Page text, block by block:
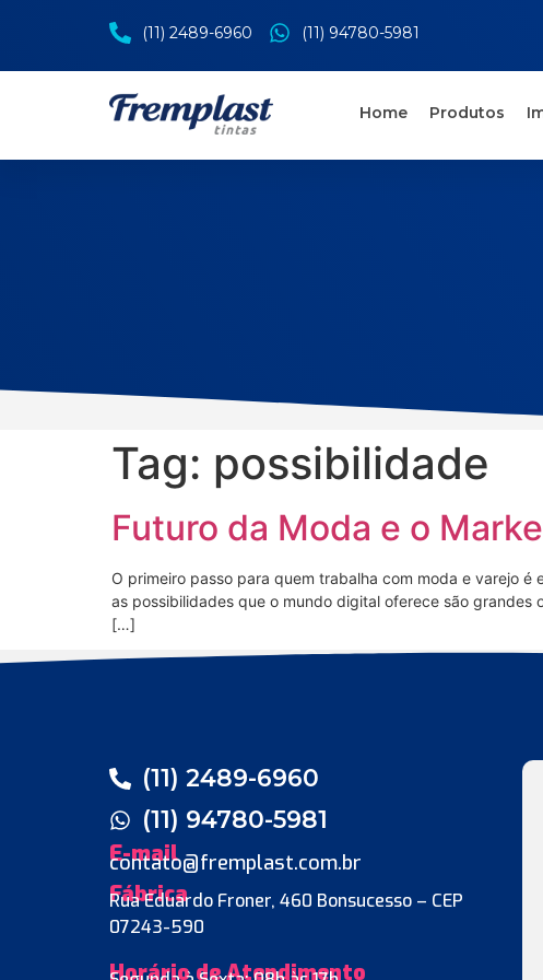
(11) 2489-6960 (11) 94780-5981
Home Produtos
Tag: possibilidade
Futuro da Moda e o
O primeiro passo para quem trabalha com moda e varejo
as possibilidades que o mundo digital oferece são grandes
[…]
(11) 2489-6960
(11) 94780-5981
E-mail
contato@fremplast.com.br
Fábrica
Rua Eduardo Froner, 460 Bonsucesso – CEP
07243-590
Horário de Atendimento